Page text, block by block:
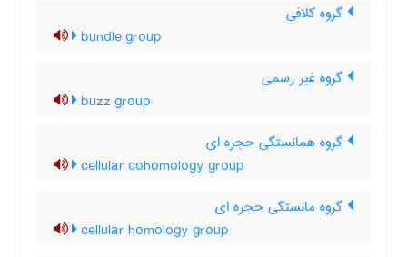
گروه کلافی
bundle group
گروه غیر رسمی
buzz group
گروه همانستگی حجره ای
cellular cohomology group
گروه مانستگی حجره ای
cellular homology group